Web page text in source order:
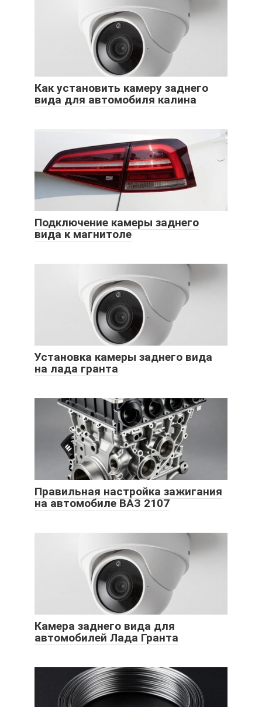
Как установить камеру заднего
вида для автомобиля калина
Подключение камеры заднего
вида к магнитоле
Установка камеры заднего вида
на лада гранта
Правильная настройка зажигания
на автомобиле ВАЗ 2107
Камера заднего вида для
автомобилей Лада Гранта